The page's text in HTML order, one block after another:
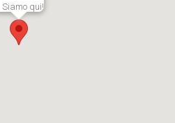
Siamo qui!